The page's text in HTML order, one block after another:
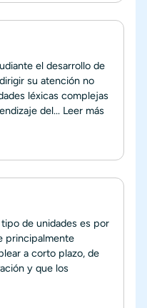
el desarrollo de
su atención no
léxicas complejas
del... Leer más
de unidades es por
principalmente
a corto plazo, de
y que los